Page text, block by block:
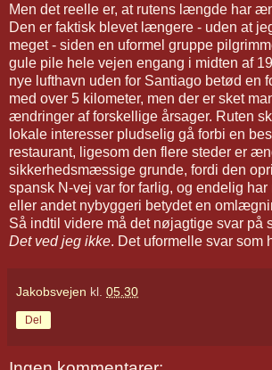
Men det reelle er, at rutens længde har
Den er faktisk blevet længere - uden at
meget - siden en uformel gruppe
gule pile hele vejen engang i midten af
nye lufthavn uden for Santiago betød en
med over 5 kilometer, men der er sket
ændringer af forskellige årsager. Ruten
lokale interesser pludselig gå forbi en
restaurant, ligesom den flere steder er
sikkerhedsmæssige grunde, fordi den
spansk N-vej var for farlig, og endelig
eller andet nybyggeri betydet en
Så indtil videre må det nøjagtige svar på
Det ved jeg ikke. Det uformelle svar som
Jakobsvejen kl. 05.30
Del